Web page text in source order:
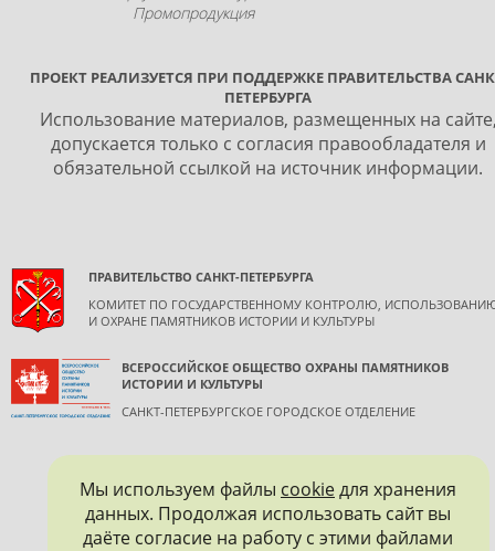
Промопродукция
ПРОЕКТ РЕАЛИЗУЕТСЯ ПРИ ПОДДЕРЖКЕ ПРАВИТЕЛЬСТВА
ПЕТЕРБУРГА
Использование материалов, размещенных на
допускается только с согласия правообладателя и
обязательной ссылкой на источник информации.
ПРАВИТЕЛЬСТВО САНКТ-ПЕТЕРБУРГА
КОМИТЕТ ПО ГОСУДАРСТВЕННОМУ КОНТРОЛЮ,
И ОХРАНЕ ПАМЯТНИКОВ ИСТОРИИ И КУЛЬТУРЫ
ВСЕРОССИЙСКОЕ ОБЩЕСТВО ОХРАНЫ ПАМЯТНИКОВ
ИСТОРИИ И КУЛЬТУРЫ
САНКТ-ПЕТЕРБУРГСКОЕ ГОРОДСКОЕ ОТДЕЛЕНИЕ
Мы используем файлы cookieдля хранения
данных. Продолжая использовать сайт вы
даёте согласие на работу с этими файлами